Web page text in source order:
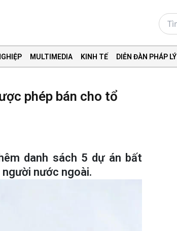
MULTIMEDIA KINH TẾ DIỄN ĐÀN PHÁP LÝ
phép bán cho tổ
danh sách 5 dự án bất
nước ngoài.